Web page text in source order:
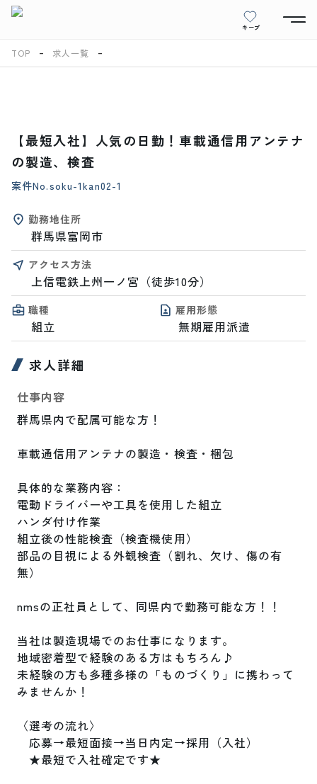
キープ
TOP 求人一覧
【最短入社】人気の日勤！車載通信用アンテナ
の製造、検査
案件No.soku-1kan02-1
勤務地住所
群馬県富岡市
アクセス方法
上信電鉄上州一ノ宮（徒歩10分）
職種
組立
雇用形態
無期雇用派遣
求人詳細
仕事内容
群馬県内で配属可能な方！
車載通信用アンテナの製造・検査・梱包
具体的な業務内容：
電動ドライバーや工具を使用した組立
ハンダ付け作業
組立後の性能検査（検査機使用）
部品の目視による外観検査（割れ、欠け、傷の有
無）
nmsの正社員として、同県内で勤務可能な方！！
当社は製造現場でのお仕事になります。
地域密着型で経験のある方はもちろん♪
未経験の方も多種多様の「ものづくり」に携わって
みませんか！
〈選考の流れ〉
応募→最短面接→当日内定→採用（入社）
★最短で入社確定です★